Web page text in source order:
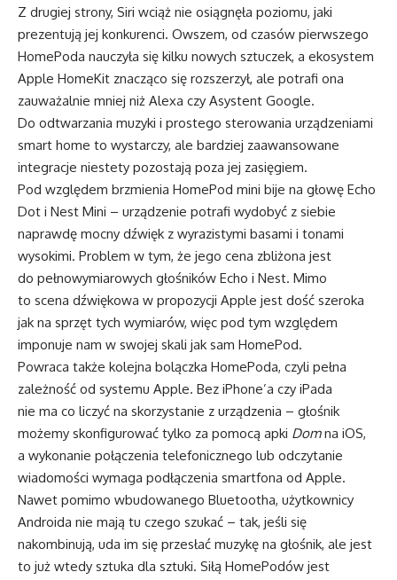
Z drugiej strony, Siri wciąż nie osiągnęła poziomu, jaki
prezentują jej konkurenci. Owszem, od czasów pierwszego
HomePoda nauczyła się kilku nowych sztuczek, a ekosystem
Apple HomeKit znacząco się rozszerzył, ale potrafi ona
zauważalnie mniej niż Alexa czy Asystent Google.
Do odtwarzania muzyki i prostego sterowania urządzeniami
smart home to wystarczy, ale bardziej zaawansowane
integracje niestety pozostają poza jej zasięgiem.
Pod względem brzmienia HomePod mini bije na głowę Echo
Dot i Nest Mini – urządzenie potrafi wydobyć z siebie
naprawdę mocny dźwięk z wyrazistymi basami i tonami
wysokimi. Problem w tym, że jego cena zbliżona jest
do pełnowymiarowych głośników Echo i Nest. Mimo
to scena dźwiękowa w propozycji Apple jest dość szeroka
jak na sprzęt tych wymiarów, więc pod tym względem
imponuje nam w swojej skali jak sam HomePod.
Powraca także kolejna bolączka HomePoda, czyli pełna
zależność od systemu Apple. Bez iPhone’a czy iPada
nie ma co liczyć na skorzystanie z urządzenia – głośnik
możemy skonfigurować tylko za pomocą apki Domna iOS,
a wykonanie połączenia telefonicznego lub odczytanie
wiadomości wymaga podłączenia smartfona od Apple.
Nawet pomimo wbudowanego Bluetootha, użytkownicy
Androida nie mają tu czego szukać – tak, jeśli się
nakombinują, uda im się przesłać muzykę na głośnik, ale jest
to już wtedy sztuka dla sztuki. Siłą HomePodów jest